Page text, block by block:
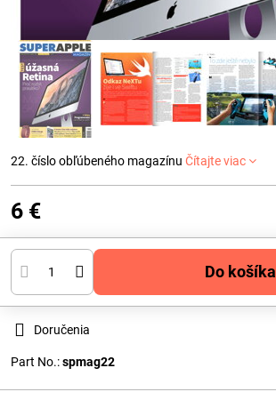
22. číslo obľúbeného magazínu Čítajte viac
6 €
Do košíka
Doručenia
Part No.:spmag22